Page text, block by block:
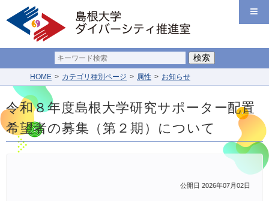
HOME カテゴリ種別ページ 属性 お知らせ
令和８年度島根大学研究サポーター配置
希望者の募集（第２期）について
公開日 2026年07月02日